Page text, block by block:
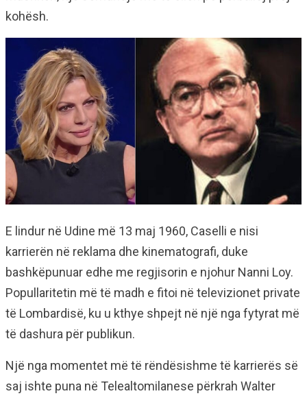
kohësh.
E lindur në Udine më 13 maj 1960, Caselli e nisi
karrierën në reklama dhe kinematografi, duke
bashkëpunuar edhe me regjisorin e njohur Nanni Loy.
Popullaritetin më të madh e fitoi në televizionet private
të Lombardisë, ku u kthye shpejt në një nga fytyrat më
të dashura për publikun.
Një nga momentet më të rëndësishme të karrierës së
saj ishte puna në Telealtomilanese përkrah Walter